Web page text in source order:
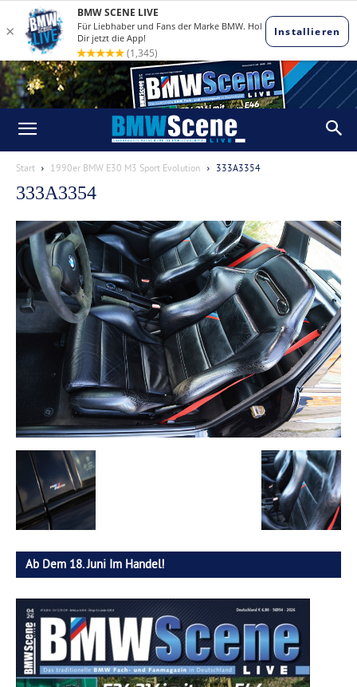
Start 1990er BMW E30 M3 Sport Evolution 333A3354
333A3354
Ab Dem 18. Juni Im Handel!